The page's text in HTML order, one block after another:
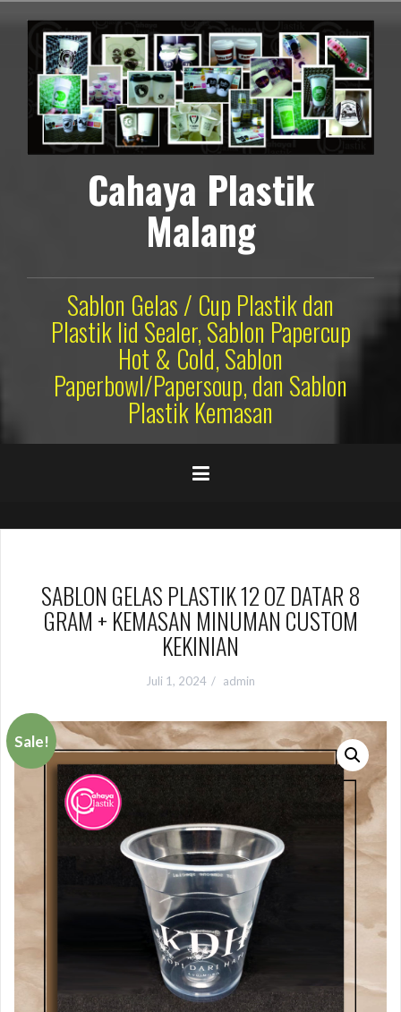
konten
Cahaya Plastik
Malang
Sablon Gelas / Cup Plastik dan
Plastik lid Sealer, Sablon Papercup
Hot & Cold, Sablon
Paperbowl/Papersoup, dan Sablon
Plastik Kemasan
SABLON GELAS PLASTIK 12 OZ DATAR 8
GRAM + KEMASAN MINUMAN CUSTOM
KEKINIAN
Juli 1, 2024 admin
Sale!